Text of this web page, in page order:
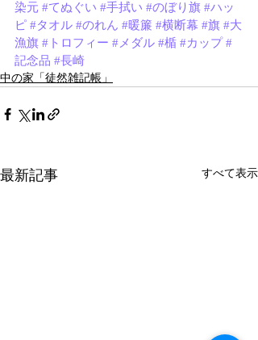
染元 #てぬぐい #手拭い #のぼり旗 #ハッ
ピ #タオル #のれん #暖簾 #横断幕 #旗 #大
漁旗 #トロフィー #メダル #楯 #カップ #
記念品 #長崎
中の家「徒然雑記帳」
最新記事 すべて表示